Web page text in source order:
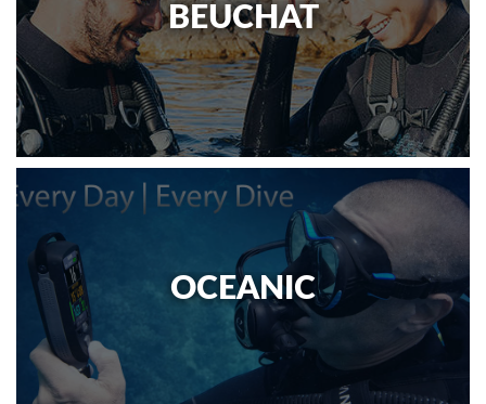
BEUCHAT
OCEANIC